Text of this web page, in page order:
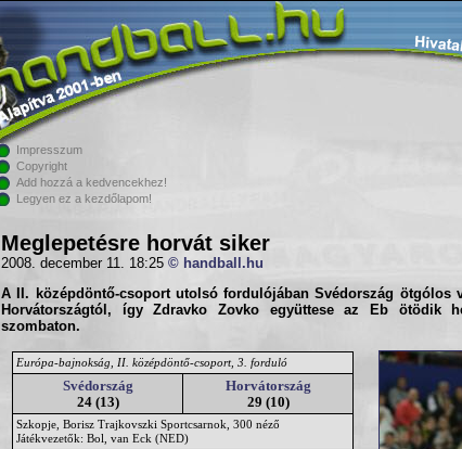
Impresszum
Copyright
Add hozzá a kedvencekhez!
Legyen ez a kezdőlapom!
Meglepetésre horvát siker
2008. december 11. 18:25 © handball.hu
A II. középdöntő-csoport utolsó fordulójábanSvédország ötgólos
Horvátországtól, így Zdravko Zovko együttese az Eb ötödik
szombaton.
Európa-bajnokság, II. középdöntő-csoport, 3. forduló
Svédország
24 (13)
Horvátország
29 (10)
Szkopje, Borisz Trajkovszki Sportcsarnok, 300 néző
Játékvezetők: Bol, van Eck (NED)